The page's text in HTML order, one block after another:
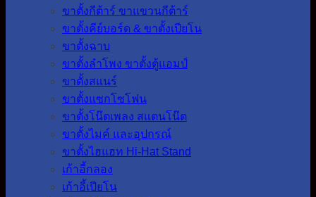
ขาตั้งกีต้าร์ ขาแขวนกีต้าร์
ขาตั้งคีย์บอร์ด & ขาตั้งเปียโน
ขาตั้งฉาบ
ขาตั้งลำโพง ขาตั้งตู้แอมป์
ขาตั้งสแนร์
ขาตั้งแซกโซโฟน
ขาตั้งโน๊ตเพลง สแตนโน๊ต
ขาตั้งไมค์ และอุปกรณ์
ขาตั้งไฮแฮท Hi-Hat Stand
เก้าอี้กลอง
เก้าอี้เปียโน